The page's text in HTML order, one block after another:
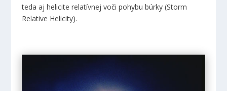
teda aj helicite relatívnej voči pohybu búrky (Storm
Relative Helicity).